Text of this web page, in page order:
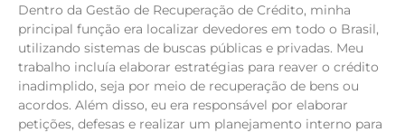
Dentro da Gestão de Recuperação de Crédito, minha
principal função era localizar devedores em todo o Brasil,
utilizando sistemas de buscas públicas e privadas. Meu
trabalho incluía elaborar estratégias para reaver o crédito
inadimplido, seja por meio de recuperação de bens ou
acordos. Além disso, eu era responsável por elaborar
petições, defesas e realizar um planejamento interno para